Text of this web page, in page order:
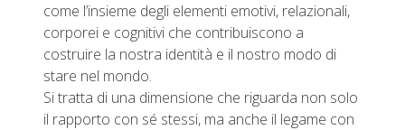
come l’insieme degli elementi emotivi, relazionali,
corporei e cognitivi che contribuiscono a
costruire la nostra identità e il nostro modo di
stare nel mondo.
Si tratta di una dimensione che riguarda non solo
il rapporto con sé stessi, ma anche il legame con